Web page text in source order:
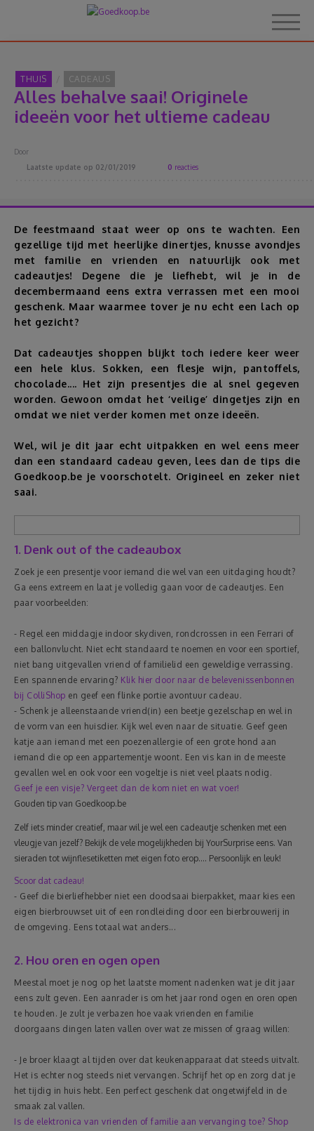
Home
Over Goedkoop.be
Korting
Thema's
Reviews
Geldzaken
Thuis
Elektronica
Eten & Drinken
Mode & Verzorging
Korting
THUIS CADEAUS
Alles behalve saai! Originele
ideeën voor het ultieme cadeau
Door
Laatste update op 02/01/2019 0 reacties
De feestmaand staat weer op ons te wachten. Een
gezellige tijd met heerlijke dinertjes, knusse avondjes
met familie en vrienden en natuurlijk ook met
cadeautjes! Degene die je liefhebt, wil je in de
decembermaand eens extra verrassen met een mooi
geschenk. Maar waarmee tover je nu echt een lach op
het gezicht?
Dat cadeautjes shoppen blijkt toch iedere keer weer
een hele klus. Sokken, een flesje wijn, pantoffels,
chocolade.... Het zijn presentjes die al snel gegeven
worden. Gewoon omdat het ‘veilige’ dingetjes zijn en
omdat we niet verder komen met onze ideeën.
Wel, wil je dit jaar echt uitpakken en wel eens meer
dan een standaard cadeau geven, lees dan de tips die
Goedkoop.be je voorschotelt. Origineel en zeker niet
saai.
1. Denk out of the cadeaubox
Zoek je een presentje voor iemand die wel van een uitdaging houdt?
Ga eens extreem en laat je volledig gaan voor de cadeautjes. Een
paar voorbeelden:
- Regel een middagje indoor skydiven, rondcrossen in een Ferrari of
een ballonvlucht. Niet echt standaard te noemen en voor een sportief,
niet bang uitgevallen vriend of familielid een geweldige verrassing.
Een spannende ervaring? Klik hier door naar de belevenissenbonnen
bij ColliShop en geef een flinke portie avontuur cadeau.
- Schenk je alleenstaande vriend(in) een beetje gezelschap en wel in
de vorm van een huisdier. Kijk wel even naar de situatie. Geef geen
katje aan iemand met een poezenallergie of een grote hond aan
iemand die op een appartementje woont. Een vis kan in de meeste
gevallen wel en ook voor een vogeltje is niet veel plaats nodig.
Geef je een visje? Vergeet dan de kom niet en wat voer!
Gouden tip van Goedkoop.be
Zelf iets minder creatief, maar wil je wel een cadeautje schenken met een
vleugje van jezelf? Bekijk de vele mogelijkheden bij YourSurprise eens. Van
sieraden tot wijnflesetiketten met eigen foto erop.... Persoonlijk en leuk!
Scoor dat cadeau!
- Geef die bierliefhebber niet een doodsaai bierpakket, maar kies een
eigen bierbrouwset uit of een rondleiding door een bierbrouwerij in
de omgeving. Eens totaal wat anders...
2. Hou oren en ogen open
Meestal moet je nog op het laatste moment nadenken wat je dit jaar
eens zult geven. Een aanrader is om het jaar rond ogen en oren open
te houden. Je zult je verbazen hoe vaak vrienden en familie
doorgaans dingen laten vallen over wat ze missen of graag willen:
- Je broer klaagt al tijden over dat keukenapparaat dat steeds uitvalt.
Het is echter nog steeds niet vervangen. Schrijf het op en zorg dat je
het tijdig in huis hebt. Een perfect geschenk dat ongetwijfeld in de
smaak zal vallen.
Is de elektronica van vrienden of familie aan vervanging toe? Shop